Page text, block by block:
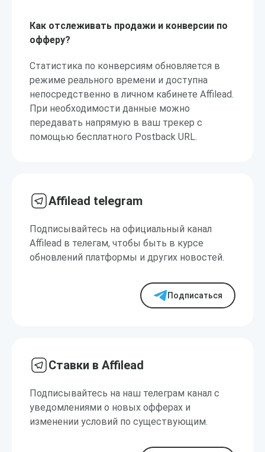
Как отслеживать продажи и конверсии по
офферу?
Статистика по конверсиям обновляется в
режиме реального времени и доступна
непосредственно в личном кабинете Affilead.
При необходимости данные можно
передавать напрямую в ваш трекер с
помощью бесплатного Postback URL.
Affilead telegram
Подписывайтесь на официальный канал
Affilead в телегам, чтобы быть в курсе
обновлений платформы и других новостей.
Подписаться
Ставки в Affilead
Подписывайтесь на наш телеграм канал с
уведомлениями о новых офферах и
изменении условий по существующим.